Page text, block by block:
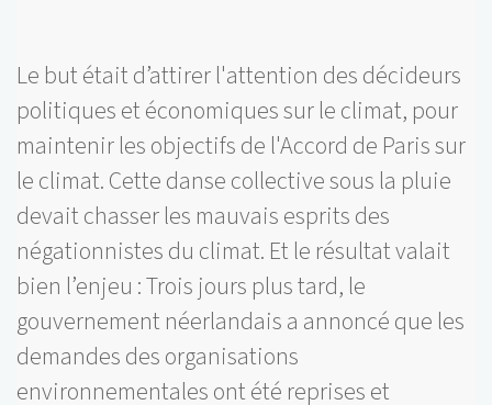
Le but était d’attirer l'attention des décideurs
politiques et économiques sur le climat, pour
maintenir les objectifs de l'Accord de Paris sur
le climat. Cette danse collective sous la pluie
devait chasser les mauvais esprits des
négationnistes du climat. Et le résultat valait
bien l’enjeu : Trois jours plus tard, le
gouvernement néerlandais a annoncé que les
demandes des organisations
environnementales ont été reprises et